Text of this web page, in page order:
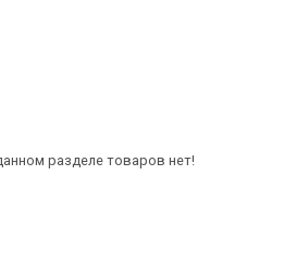
разделе товаров нет!